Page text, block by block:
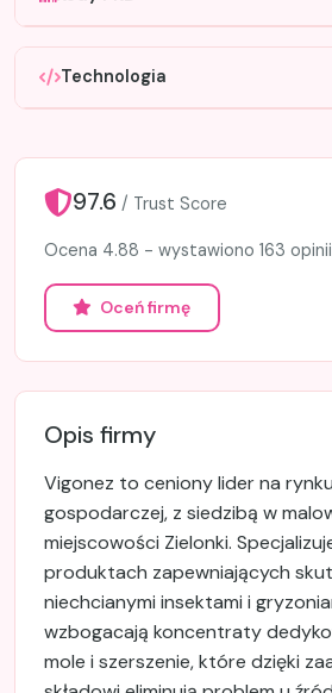
Technologia
97.6 / Trust Score
Ocena 4.88 - wystawiono 163
Oceń firmę
Opis firmy
Vigonez to ceniony lider na
gospodarczej, z siedzibą w
miejscowości Zielonki.
produktach zapewniających
niechcianymi insektami i
wzbogacają koncentraty
mole i szerszenie, które dzięki